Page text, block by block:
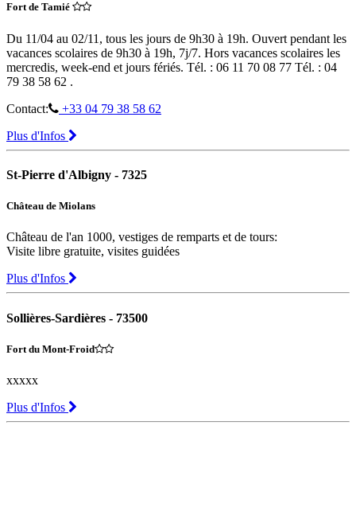
Fort de Tamié
Du 11/04 au 02/11, tous les jours de 9h30 à 19h. Ouvert pendant les
vacances scolaires de 9h30 à 19h, 7j/7. Hors vacances scolaires les
mercredis, week-end et jours fériés. Tél. : 06 11 70 08 77 Tél. : 04
79 38 58 62 .
Contact:
+33 04 79 38 58 62
Plus d'Infos
St-Pierre d'Albigny - 7325
Château de Miolans
Château de l'an 1000, vestiges de remparts et de tours:
Visite libre gratuite, visites guidées
Plus d'Infos
Sollières-Sardières - 73500
Fort du Mont-Froid
xxxxx
Plus d'Infos